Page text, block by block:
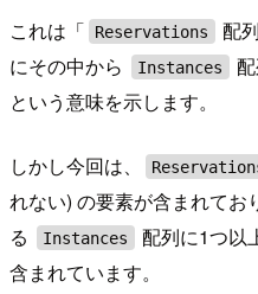
これは「 Reservations
配
にその中から
Instances
という意味を示します。
しかし今回は、
れない) の要素が含まれて
る
Instances
配列に1つ以
含まれています。